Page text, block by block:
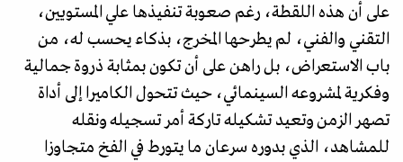
على أن هذه اللقطة، رغم صعوبة تنفيذها علي المستويين،
التقني والفني، لم يطرحها المخرج، بذكاء يحسب له، من
باب الاستعراض، بل راهن على أن تكون بمثابة ذروة جمالية
وفكرية لمشروعه السينمائي، حيث تتحول الكاميرا إلى أداة
تصهر الزمن وتعيد تشكيله تاركة أمر تسجيله ونقله
للمشاهد، الذي بدوره سرعان ما يتورط في الفخ متجاوزا